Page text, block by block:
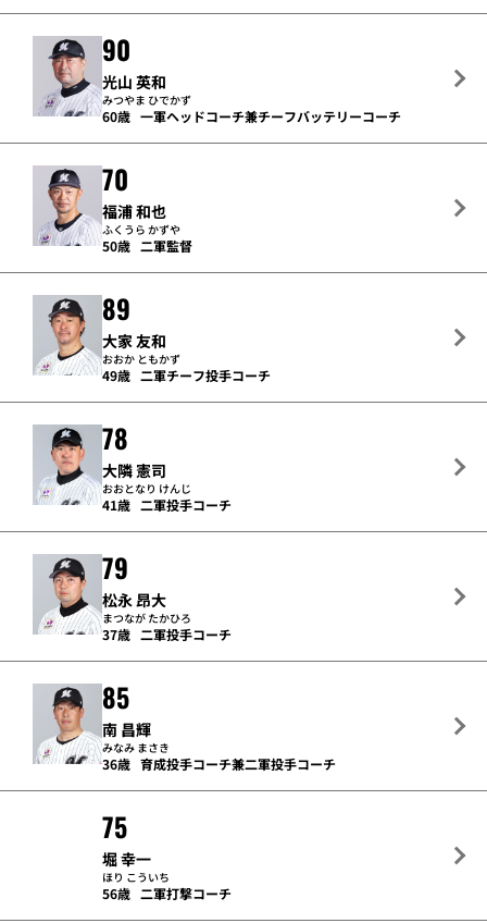
90
光山 英和
みつやま ひでかず
60歳 一軍ヘッドコーチ兼チーフバッテリーコーチ
70
福浦 和也
ふくうら かずや
50歳 二軍監督
89
大家 友和
おおか ともかず
49歳 二軍チーフ投手コーチ
78
大隣 憲司
おおとなり けんじ
41歳 二軍投手コーチ
79
松永 昂大
まつなが たかひろ
37歳 二軍投手コーチ
85
南 昌輝
みなみ まさき
36歳 育成投手コーチ兼二軍投手コーチ
75
堀 幸一
ほり こういち
56歳 二軍打撃コーチ